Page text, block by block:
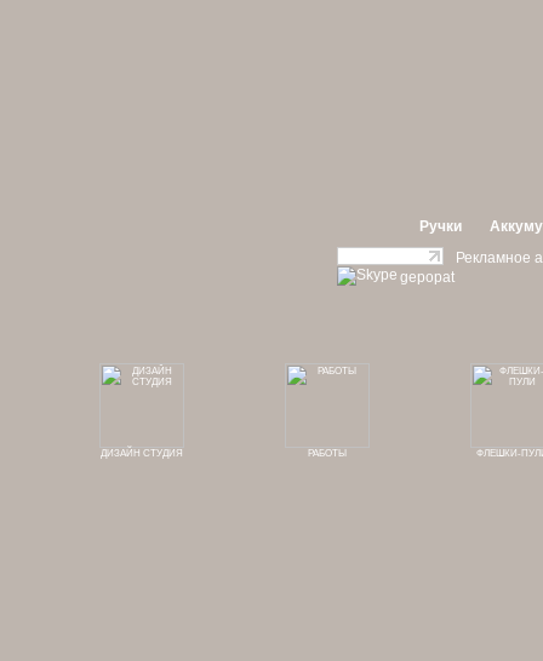
Ручки
Рекламное
gepopat
ДИЗАЙН СТУДИЯ РАБОТЫ ФЛЕШКИ-